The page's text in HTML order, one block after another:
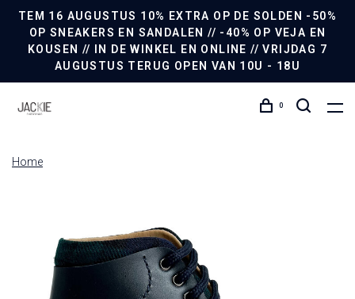
TEM 16 AUGUSTUS 10% EXTRA OP DE SOLDEN -50%
OP SNEAKERS EN SANDALEN // -40% OP VEJA EN
KOUSEN // IN DE WINKEL EN ONLINE // VRIJDAG 7
AUGUSTUS TERUG OPEN VAN 10U - 18U
0
Home